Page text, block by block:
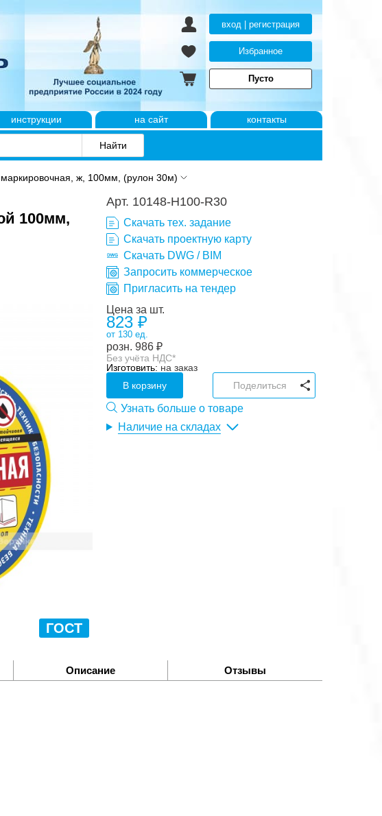
вход | регистрация
Избранное
Пусто
инструкции на сайт контакты
ж, 100мм, (рулон 30м)
100мм,
Арт. 10148-H100-R30
Скачать тех. задание
Скачать проектную карту
Скачать DWG / BIM
Запросить коммерческое
Пригласить на тендер
ГОСТ
Цена за шт.
823 ₽
от 130 ед.
розн. 986 ₽
Без учёта НДС*
Изготовить: на заказ
В корзину
Поделиться
Узнать больше о товаре
Наличие на складах
Описание Отзывы